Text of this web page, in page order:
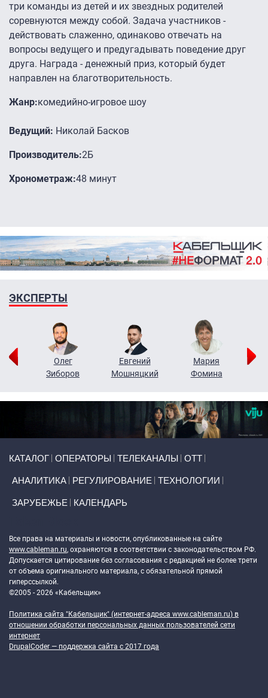
три команды из детей и их звездных родителей
соревнуются между собой. Задача участников -
действовать слаженно, одинаково отвечать на
вопросы ведущего и предугадывать поведение друг
друга. Награда - денежный приз, который будет
направлен на благотворительность.
Жанр:комедийно-игровое шоу
Ведущий: Николай Басков
Производитель:2Б
Хронометраж:48 минут
ЭКСПЕРТЫ
Олег
Зиборов
Евгений
Мошняцкий
Мария
Фомина
КАТАЛОГ ОПЕРАТОРЫ ТЕЛЕКАНАЛЫ ОТТ
АНАЛИТИКА РЕГУЛИРОВАНИЕ ТЕХНОЛОГИИ
ЗАРУБЕЖЬЕ КАЛЕНДАРЬ
Все права на материалы и новости, опубликованные на сайте
www.cableman.ru, охраняются в соответствии с законодательством РФ.
Допускается цитирование без согласования с редакцией не более трети
от объема оригинального материала, с обязательной прямой
гиперссылкой.
©2005 - 2026 «Кабельщик»
Политика сайта "Кабельщик" (интернет-адреса www.cableman.ru) в
отношении обработки персональных данных пользователей сети
интернет
DrupalCoder — поддержка сайта c 2017 года